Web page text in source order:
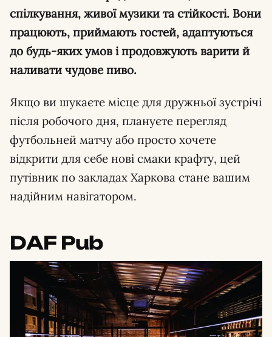
спілкування, живої музики та стійкості. Вони
працюють, приймають гостей, адаптуються
до будь-яких умов і продовжують варити й
наливати чудове пиво.
Якщо ви шукаєте місце для дружньої зустрічі
після робочого дня, плануєте перегляд
футбольней матчу або просто хочете
відкрити для себе нові смаки крафту, цей
путівник по закладах Харкова стане вашим
надійним навігатором.
DAF Pub